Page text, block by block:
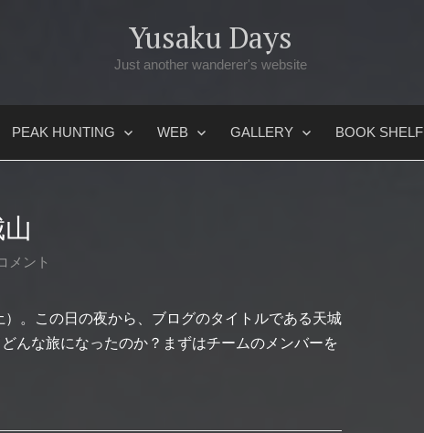
Yusaku Days
Just another wanderer's website
PEAK HUNTING WEB GALLERY BOOK SHELF
メント
。この日の夜から、ブログのタイトルである天城
んな旅になったのか？まずはチームのメンバーを